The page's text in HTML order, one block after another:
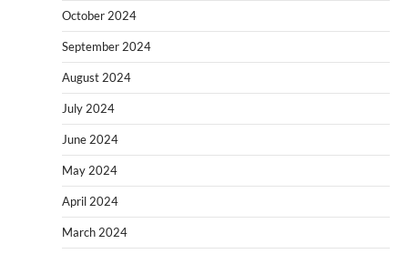
October 2024
September 2024
August 2024
July 2024
June 2024
May 2024
April 2024
March 2024